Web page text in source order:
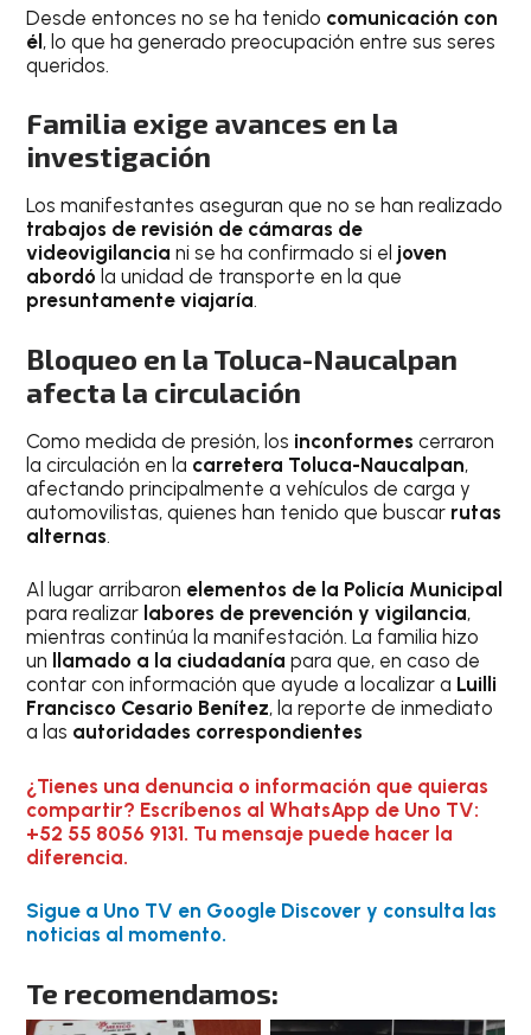
Desde entonces no se ha tenido comunicación con
él, lo que ha generado preocupación entre sus seres
queridos.
Familia exige avances en la
investigación
Los manifestantes aseguran que no se han realizado
trabajos de revisión de cámaras de
videovigilancia ni se ha confirmado si el joven
abordó la unidad de transporte en la que
presuntamente viajaría.
Bloqueo en la Toluca-Naucalpan
afecta la circulación
Como medida de presión, los inconformescerraron
la circulación en la carretera Toluca-Naucalpan,
afectando principalmente a vehículos de carga y
automovilistas, quienes han tenido que buscar rutas
alternas.
Al lugar arribaron elementos de la Policía Municipal
para realizar labores de prevención y vigilancia,
mientras continúa la manifestación. La familia hizo
un
llamado a la ciudadanía para que, en caso de
contar con información que ayude a localizar a Luilli
Francisco Cesario Benítez, la reporte de inmediato
a las autoridades correspondientes
¿Tienes una denuncia o información que quieras
compartir? Escríbenos al WhatsApp de Uno TV:
+52 55 8056 9131. Tu mensaje puede hacer la
diferencia.
Sigue a Uno TV en Google Discover y consulta las
noticias al momento.
Te recomendamos: